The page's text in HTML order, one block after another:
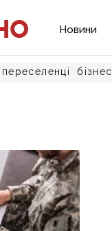
Новини
переселенці бізнес